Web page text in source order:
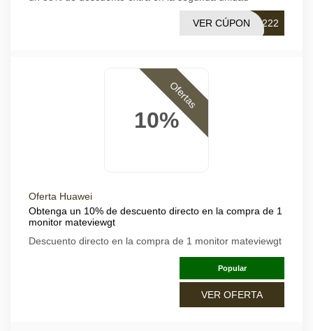
0222
VER CÚPON
10%
Ofertas
Oferta Huawei
Obtenga un 10% de descuento directo en la compra de 1
monitor mateviewgt
Descuento directo en la compra de 1 monitor mateviewgt
Popular
VER OFERTA